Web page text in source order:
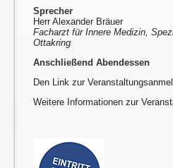
Sprecher
Herr Alexander Bräuer
Facharzt für Innere Medizin,
Ottakring
Anschließend Abendessen
Den Link zur
Weitere Informationen zur